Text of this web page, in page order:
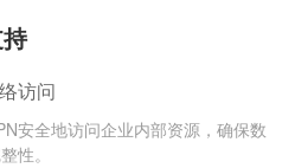
访问
安全地访问企业内部资源，确保数
性。